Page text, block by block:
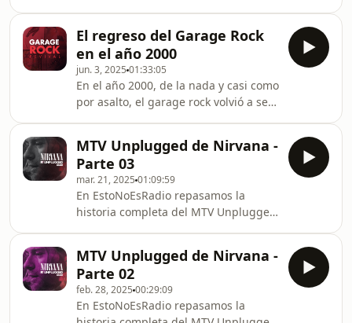
discos que fueron concebidos como el
primer álbum doble de Metallica y
porqué no llegó a concretarse.
Además los cambios en las vidas de
cada uno de los integrantes de la
banda y la música que influenció uno
de los cambios más radicales en el
sonido de Metallica.Pe
El regreso del Garage Rock
en el año 2000
jun. 3, 2025 01:33:05
En el año 2000, de la nada y casi como
por asalto, el garage rock volvió a ser
historia completa detrás de lo que se
considera la última revolución del
rock y su legado en la música.
(00:00:00) Intro(00:03:50) El origen del
Garage Rock(00:16:33) La música del
año 2000(00:43:13) The Strokes - El
regreso del Garage Rock(00:52:22) The
Wh
MTV Unplugged de Nirvana -
Parte 03
mar. 21, 2025 01:09:59
En EstoNoEsRadio repasamos la
historia completa del MTV Unplugged
terminó en el reino de los mitos. La
complicada interna de Nirvana, la
addicióne de Kurt, las canciones que
quedaron por el camino y los dos días
MTV Unplugged de Nirvana -
Parte 02
feb. 28, 2025 00:29:09
En EstoNoEsRadio repasamos la